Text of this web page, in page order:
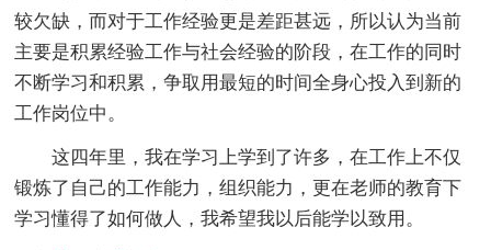
较欠缺，而对于工作经验更是差距甚远，所以认为当前
主要是积累经验工作与社会经验的阶段，在工作的同时
不断学习和积累，争取用最短的时间全身心投入到新的
工作岗位中。
这四年里，我在学习上学到了许多，在工作上不仅
锻炼了自己的工作能力，组织能力，更在老师的教育下
学习懂得了如何做人，我希望我以后能学以致用。